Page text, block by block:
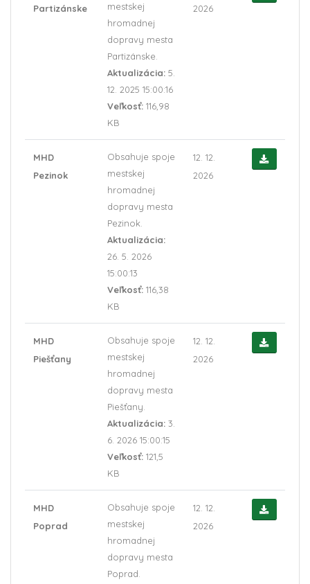
Partizánske
mestskej
hromadnej
dopravy mesta
Partizánske.
Aktualizácia: 5.
12. 2025 15:00:16
Veľkosť: 116,98
KB
2026
MHD
Pezinok
Obsahuje spoje
mestskej
hromadnej
dopravy mesta
Pezinok.
Aktualizácia:
26. 5. 2026
15:00:13
Veľkosť: 116,38
KB
12. 12.
2026
MHD
Piešťany
Obsahuje spoje
mestskej
hromadnej
dopravy mesta
Piešťany.
Aktualizácia: 3.
6. 2026 15:00:15
Veľkosť: 121,5
KB
12. 12.
2026
MHD
Poprad
Obsahuje spoje
mestskej
hromadnej
dopravy mesta
Poprad.
12. 12.
2026